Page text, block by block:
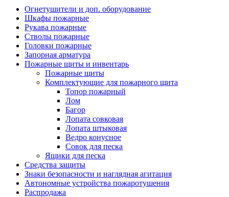
Огнетушители и доп. оборудование
Шкафы пожарные
Рукава пожарные
Стволы пожарные
Головки пожарные
Запорная арматура
Пожарные щиты и инвентарь
Пожарные щиты
Комплектующие для пожарного щита
Топор пожарный
Лом
Багор
Лопата совковая
Лопата штыковая
Ведро конусное
Совок для песка
Ящики для песка
Средства защиты
Знаки безопасности и наглядная агитация
Автономные устройства пожаротушения
Распродажа